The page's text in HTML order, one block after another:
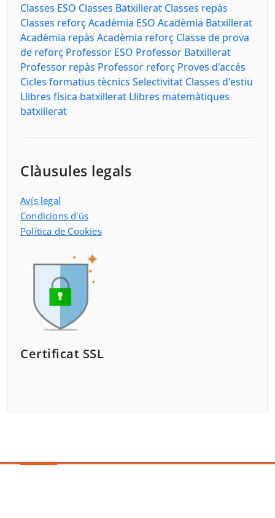
Classes ESO Classes Batxillerat Classes repàs
Classes reforç Acadèmia ESO Acadèmia Batxillerat
Acadèmia repàs Acadèmia reforç Classe de prova
de reforç Professor ESO Professor Batxillerat
Professor repàs Professor reforç Proves d'accés
Cicles formatius tècnics Selectivitat Classes d'estiu
Llibres física batxillerat Llibres matemàtiques
batxillerat
Clàusules legals
Avís legal
Condicions d'ús
Política de Cookies
Certificat SSL